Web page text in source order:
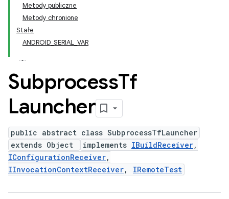
Metody publiczne
Metody chronione
Stałe
ANDROID SERIAL VAR
SubprocessTf
Launcher
public abstract class SubprocessTfLauncher
extends Object
implements IBuildReceiver,
IConfigurationReceiver,
IInvocationContextReceiver, IRemoteTest